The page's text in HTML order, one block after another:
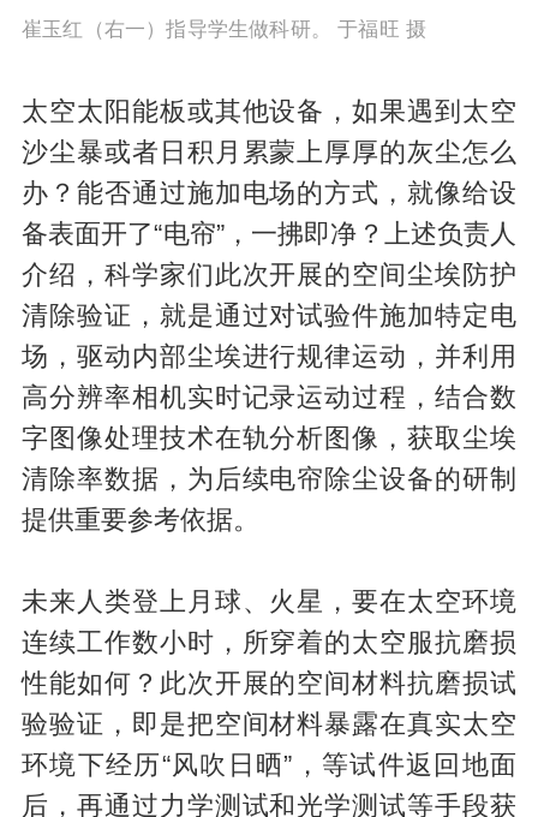
崔玉红（右一）指导学生做科研。 于福旺 摄
太空太阳能板或其他设备，如果遇到太空
沙尘暴或者日积月累蒙上厚厚的灰尘怎么
办？能否通过施加电场的方式，就像给设
备表面开了“电帘”，一拂即净？上述负责人
介绍，科学家们此次开展的空间尘埃防护
清除验证，就是通过对试验件施加特定电
场，驱动内部尘埃进行规律运动，并利用
高分辨率相机实时记录运动过程，结合数
字图像处理技术在轨分析图像，获取尘埃
清除率数据，为后续电帘除尘设备的研制
提供重要参考依据。
未来人类登上月球、火星，要在太空环境
连续工作数小时，所穿着的太空服抗磨损
性能如何？此次开展的空间材料抗磨损试
验验证，即是把空间材料暴露在真实太空
环境下经历“风吹日晒”，等试件返回地面
后，再通过力学测试和光学测试等手段获